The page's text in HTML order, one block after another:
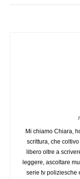
Mi chiamo Chiara,
scrittura, che
libero oltre a
leggere, ascoltare
serie tv poliziesche